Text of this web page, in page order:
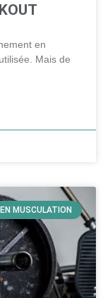
en
Mais de
MUSCULATION